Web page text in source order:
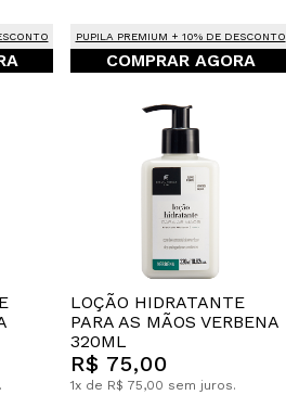
PUPILA PREMIUM + 10% DE DESCONTO
COMPRAR AGORA
LOÇÃO HIDRATANTE
PARA AS MÃOS VERBENA
320ML
R$ 75,00
1x de R$ 75,00 sem juros.